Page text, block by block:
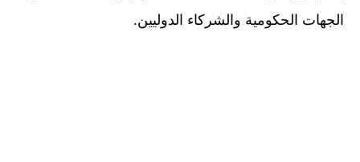
الجهات الحكومية والشركاء الدوليين.